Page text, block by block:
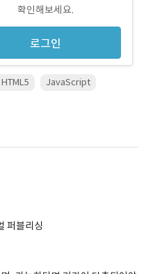
확인해보세요.
로그인
HTML5
JavaScript
퍼블리싱